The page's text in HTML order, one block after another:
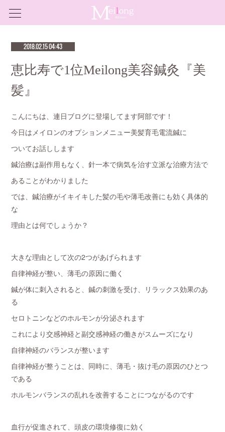
2018.02.15 04:43
恵比寿で1位Meilong美容鍼灸『美
髪』
こんにちは、連日ブログに登場してます阿部です！
今日はメイロンのオプションメニュー美髪育毛電流鍼に
ついてお話しします
鍼治療は副作用もなく、針一本で病気を治す立派な治療方法で
あることがわかりました
では、鍼治療がイキイキした髪の毛や薄毛改善にも効く具体的
な
理由とは何でしょうか？
大きな理由として次の2つがあげられます
自律神経が整い、薄毛の原因に働く
鍼が体に刺入されると、鍼の刺激を受け、リラックス効果のあ
る
セロトニンなどのホルモンが分泌されます
これにより交感神経と副交感神経の働きがスムーズになり
自律神経のバランスが整います
自律神経が整うことは、同時に、薄毛・抜け毛の原因のひとつ
である
ホルモンバランスの乱れを改善することにつながるのです
血行が促進されて、頭皮の環境修復に効く